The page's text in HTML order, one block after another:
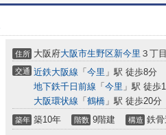
住所 大阪府大阪市生野区新今里 ３丁
交通 近鉄大阪線 「 今里 」駅 徒歩8分
地下鉄千日前線 「 今里 」駅 徒歩
大阪環状線 「 鶴橋 」駅 徒歩20分
築年 築10年 階数 9階建 構造 鉄